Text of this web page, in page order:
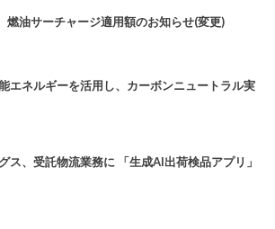
油サーチャージ適用額のお知らせ(変更)
エネルギーを活用し、カーボンニュートラル実
ス、受託物流業務に 「生成AI出荷検品アプリ」